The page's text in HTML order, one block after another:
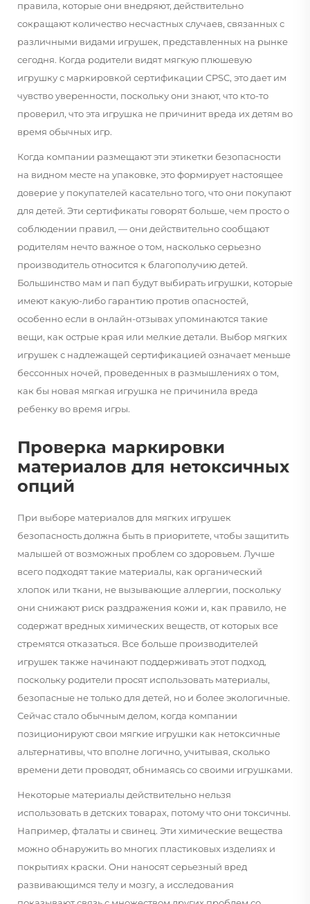
правила, которые они внедряют, действительно
сокращают количество несчастных случаев, связанных с
различными видами игрушек, представленных на рынке
сегодня. Когда родители видят мягкую плюшевую
игрушку с маркировкой сертификации CPSC, это дает им
чувство уверенности, поскольку они знают, что кто-то
проверил, что эта игрушка не причинит вреда их детям во
время обычных игр.
Когда компании размещают эти этикетки безопасности
на видном месте на упаковке, это формирует настоящее
доверие у покупателей касательно того, что они покупают
для детей. Эти сертификаты говорят больше, чем просто о
соблюдении правил, — они действительно сообщают
родителям нечто важное о том, насколько серьезно
производитель относится к благополучию детей.
Большинство мам и пап будут выбирать игрушки, которые
имеют какую-либо гарантию против опасностей,
особенно если в онлайн-отзывах упоминаются такие
вещи, как острые края или мелкие детали. Выбор мягких
игрушек с надлежащей сертификацией означает меньше
бессонных ночей, проведенных в размышлениях о том,
как бы новая мягкая игрушка не причинила вреда
ребенку во время игры.
Проверка маркировки
материалов для нетоксичных
опций
При выборе материалов для мягких игрушек
безопасность должна быть в приоритете, чтобы защитить
малышей от возможных проблем со здоровьем. Лучше
всего подходят такие материалы, как органический
хлопок или ткани, не вызывающие аллергии, поскольку
они снижают риск раздражения кожи и, как правило, не
содержат вредных химических веществ, от которых все
стремятся отказаться. Все больше производителей
игрушек также начинают поддерживать этот подход,
поскольку родители просят использовать материалы,
безопасные не только для детей, но и более экологичные.
Сейчас стало обычным делом, когда компании
позиционируют свои мягкие игрушки как нетоксичные
альтернативы, что вполне логично, учитывая, сколько
времени дети проводят, обнимаясь со своими игрушками.
Некоторые материалы действительно нельзя
использовать в детских товарах, потому что они токсичны.
Например, фталаты и свинец. Эти химические вещества
можно обнаружить во многих пластиковых изделиях и
покрытиях краски. Они наносят серьезный вред
развивающимся телу и мозгу, а исследования